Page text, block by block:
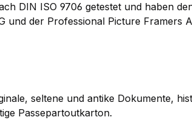
DIN ISO 9706 getestet und haben
und der Professional Picture Framers
seltene und antike Dokumente,
Passepartoutkarton.